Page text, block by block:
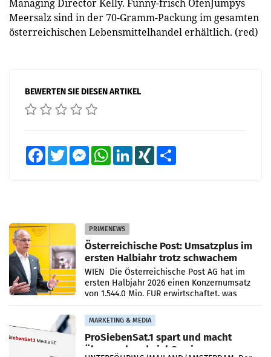
Managing Director Kelly. Funny-frisch OfenJumpys
Meersalz sind in der 70-Gramm-Packung im gesamten
österreichischen Lebensmittelhandel erhältlich. (red)
BEWERTEN SIE DIESEN ARTIKEL
FacebookTwitter MessengerWhatsAppLinkedInXING
PRIMENEWS
Österreichische Post: Umsatzplus im
ersten Halbjahr trotz schwachem
Briefgeschäft
WIEN Die Österreichische Post AG hat im
ersten Halbjahr 2026 einen Konzernumsatz
von 1.544,0 Mio. EUR erwirtschaftet, was
einem Plus von 3,8 Prozent gegenüber dem
Vergleichszeitraum
MARKETING & MEDIA
ProSiebenSat.1 spart und macht
überraschend viel Gewinn